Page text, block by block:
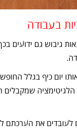
בעבודה
גיבוש גם ידועים
יום כיף בגלל
הלגיטימציה שמקבלים
לעובדים את הערכתם